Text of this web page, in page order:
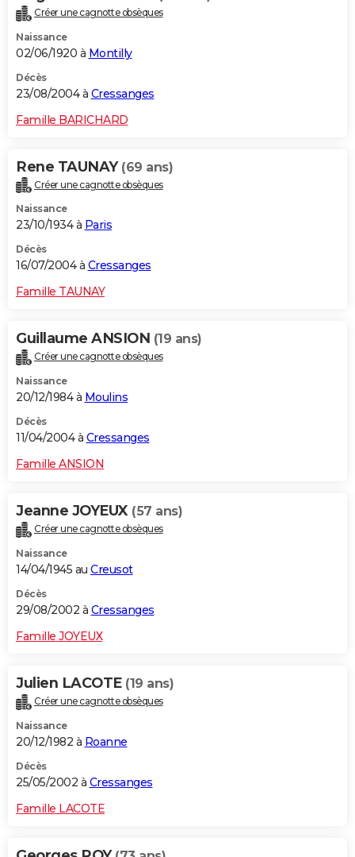
Créer une cagnotte obsèques
Naissance
02/06/1920 à Montilly
Décès
23/08/2004 à Cressanges
Famille BARICHARD
Rene TAUNAY (69 ans)
Créer une cagnotte obsèques
Naissance
23/10/1934 à Paris
Décès
16/07/2004 à Cressanges
Famille TAUNAY
Guillaume ANSION (19 ans)
Créer une cagnotte obsèques
Naissance
20/12/1984 à Moulins
Décès
11/04/2004 à Cressanges
Famille ANSION
Jeanne JOYEUX (57 ans)
Créer une cagnotte obsèques
Naissance
14/04/1945 au Creusot
Décès
29/08/2002 à Cressanges
Famille JOYEUX
Julien LACOTE (19 ans)
Créer une cagnotte obsèques
Naissance
20/12/1982 à Roanne
Décès
25/05/2002 à Cressanges
Famille LACOTE